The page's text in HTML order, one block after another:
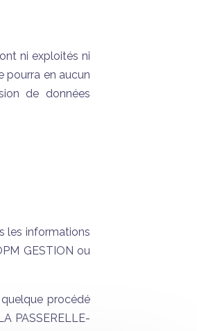
ni exploités ni
pourra en aucun
de données
les informations
GESTION ou
procédé
PASSERELLE-